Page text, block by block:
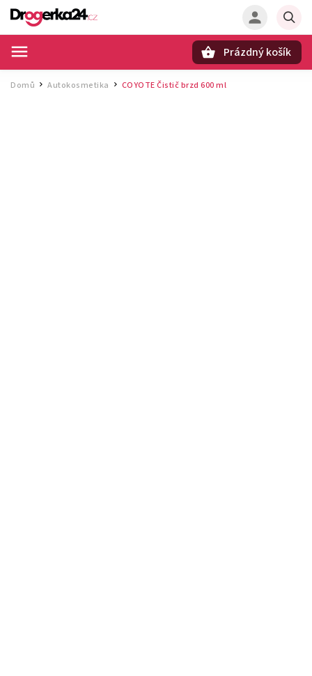
Prázdný košík
Domů / Autokosmetika COYOTE Čistič brzd 600 ml